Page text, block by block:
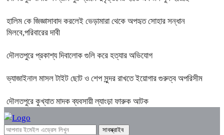
হালিম কে জিজ্ঞাসাবাদ করলেই ভেড়ামারা থেকে অপহৃত সোহার সন্ধান
মিলবে,পরিবারের দাবী
দৌলতপুরে প্রকাশ্য দিবালোক গুলি করে হত্যার অভিযোগ
ভ্যাজাইনাল মাসল টাইট ছোট ও শেপ সুন্দর রাখতে ইয়োগার গুরুত্ব অপরিসীম
দৌলতপুরে কুখ্যাত মাদক ব্যবসায়ী ল্যাংড়া ফারুক আটক